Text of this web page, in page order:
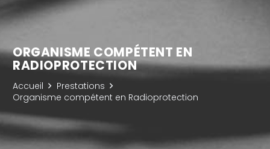
ORGANISME COMPÉTENT EN
RADIOPROTECTION
Accueil
Prestations
Organisme compétent en Radioprotection